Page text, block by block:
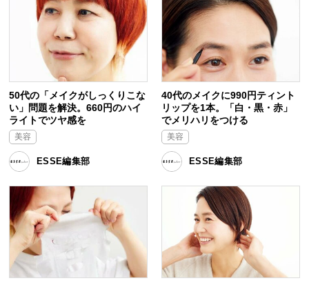
50代の「メイクがしっくりこな
い」問題を解決。660円のハイ
ライトでツヤ感を
美容
ESSE編集部
40代のメイクに990円ティント
リップを1本。「白・黒・赤」
でメリハリをつける
美容
ESSE編集部